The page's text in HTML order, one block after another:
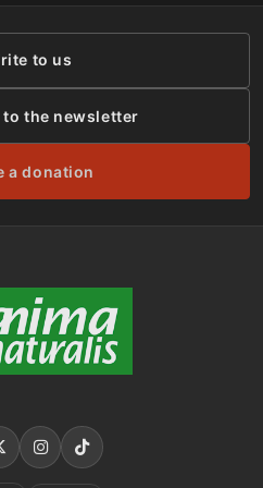
to us
the newsletter
a donation